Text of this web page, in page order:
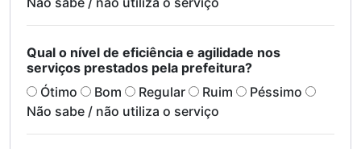
Qual o nível de eficiência e agilidade nos
serviços prestados pela prefeitura?
Ótimo
Bom Regular Ruim
Péssimo
Não sabe / não utiliza o serviço